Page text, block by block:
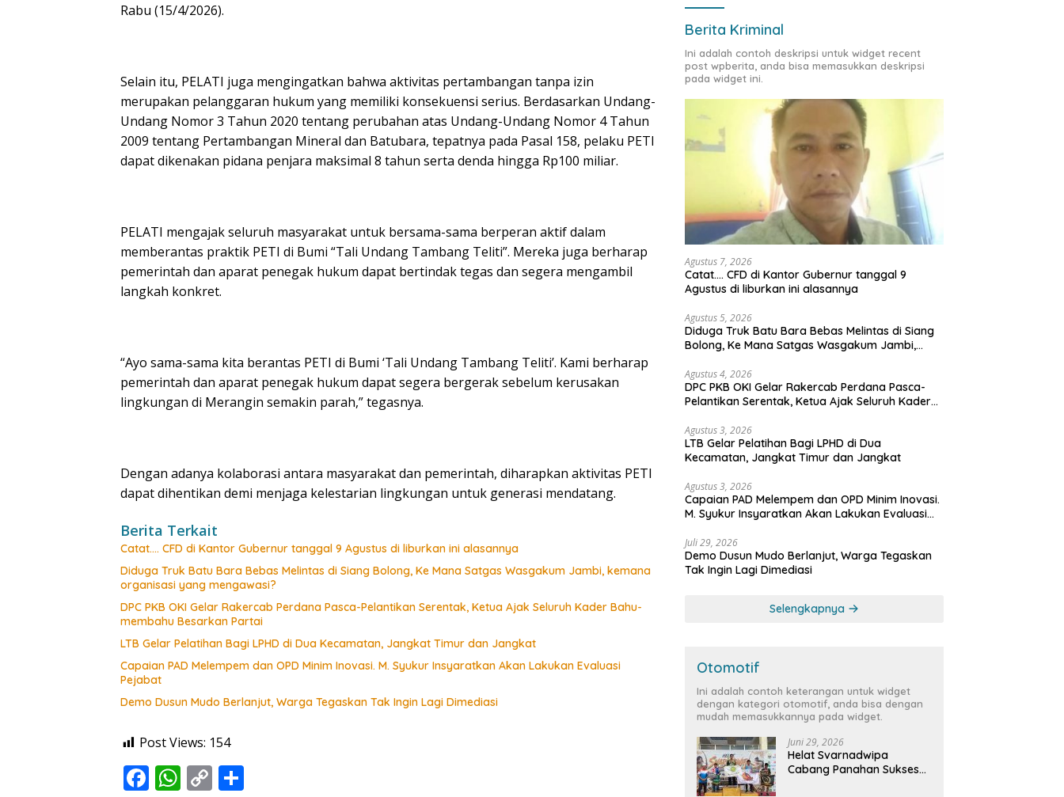
Rabu (15/4/2026).
Selain itu, PELATI juga mengingatkan bahwa aktivitas pertambangan tanpa izin
merupakan pelanggaran hukum yang memiliki konsekuensi serius. Berdasarkan Undang-
Undang Nomor 3 Tahun 2020 tentang perubahan atas Undang-Undang Nomor 4 Tahun
2009 tentang Pertambangan Mineral dan Batubara, tepatnya pada Pasal 158, pelaku PETI
dapat dikenakan pidana penjara maksimal 8 tahun serta denda hingga Rp100 miliar.
PELATI mengajak seluruh masyarakat untuk bersama-sama berperan aktif dalam
memberantas praktik PETI di Bumi “Tali Undang Tambang Teliti”. Mereka juga berharap
pemerintah dan aparat penegak hukum dapat bertindak tegas dan segera mengambil
langkah konkret.
“Ayo sama-sama kita berantas PETI di Bumi ‘Tali Undang Tambang Teliti’. Kami berharap
pemerintah dan aparat penegak hukum dapat segera bergerak sebelum kerusakan
lingkungan di Merangin semakin parah,” tegasnya.
Dengan adanya kolaborasi antara masyarakat dan pemerintah, diharapkan aktivitas PETI
dapat dihentikan demi menjaga kelestarian lingkungan untuk generasi mendatang.
Berita Terkait
Catat…. CFD di Kantor Gubernur tanggal 9 Agustus di liburkan ini alasannya
Diduga Truk Batu Bara Bebas Melintas di Siang Bolong, Ke Mana Satgas Wasgakum Jambi, kemana
organisasi yang mengawasi?
DPC PKB OKI Gelar Rakercab Perdana Pasca-Pelantikan Serentak, Ketua Ajak Seluruh Kader Bahu-
membahu Besarkan Partai
LTB Gelar Pelatihan Bagi LPHD di Dua Kecamatan, Jangkat Timur dan Jangkat
Capaian PAD Melempem dan OPD Minim Inovasi. M. Syukur Insyaratkan Akan Lakukan Evaluasi
Pejabat
Demo Dusun Mudo Berlanjut, Warga Tegaskan Tak Ingin Lagi Dimediasi
Post Views: 154
F W C
Berita Kriminal
Ini adalah contoh deskripsi untuk widget recent
post wpberita, anda bisa memasukkan deskripsi
pada widget ini.
Agustus 7, 2026
Catat…. CFD di Kantor Gubernur tanggal 9
Agustus di liburkan ini alasannya
Agustus 5, 2026
Diduga Truk Batu Bara Bebas Melintas di Siang
Bolong, Ke Mana Satgas Wasgakum Jambi,
Agustus 4, 2026
DPC PKB OKI Gelar Rakercab Perdana Pasca-
Pelantikan Serentak, Ketua Ajak Seluruh Kader
Agustus 3, 2026
LTB Gelar Pelatihan Bagi LPHD di Dua
Kecamatan, Jangkat Timur dan Jangkat
Agustus 3, 2026
Capaian PAD Melempem dan OPD Minim Inovasi.
M. Syukur Insyaratkan Akan Lakukan Evaluasi
Juli 29, 2026
Demo Dusun Mudo Berlanjut, Warga Tegaskan
Tak Ingin Lagi Dimediasi
Selengkapnya
Otomotif
Ini adalah contoh keterangan untuk widget
dengan kategori otomotif, anda bisa dengan
mudah memasukkannya pada widget.
Juni 29, 2026
Helat Svarnadwipa
Cabang Panahan Sukses